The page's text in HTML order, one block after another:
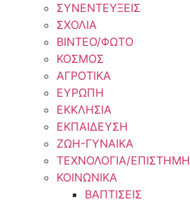
ΣΥΝΕΝΤΕΥΞΕΙΣ
ΣΧΟΛΙΑ
ΒΙΝΤΕΟ/ΦΩΤΟ
ΚΟΣΜΟΣ
ΑΓΡΟΤΙΚΑ
ΕΥΡΩΠΗ
ΕΚΚΛΗΣΙΑ
ΕΚΠΑΙΔΕΥΣΗ
ΖΩΗ-ΓΥΝΑΙΚΑ
ΤΕΧΝΟΛΟΓΙΑ/ΕΠΙΣΤΗΜΗ
ΚΟΙΝΩΝΙΚΑ
ΒΑΠΤΙΣΕΙΣ